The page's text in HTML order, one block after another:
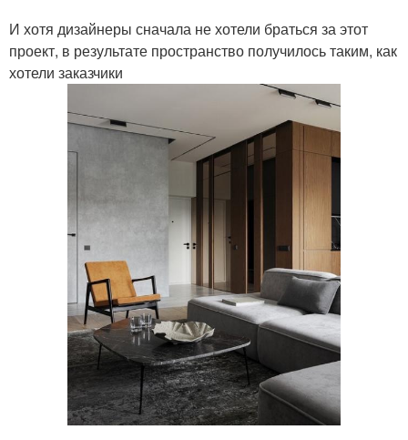
И хотя дизайнеры сначала не хотели браться за этот
проект, в результате пространство получилось таким, как
хотели заказчики